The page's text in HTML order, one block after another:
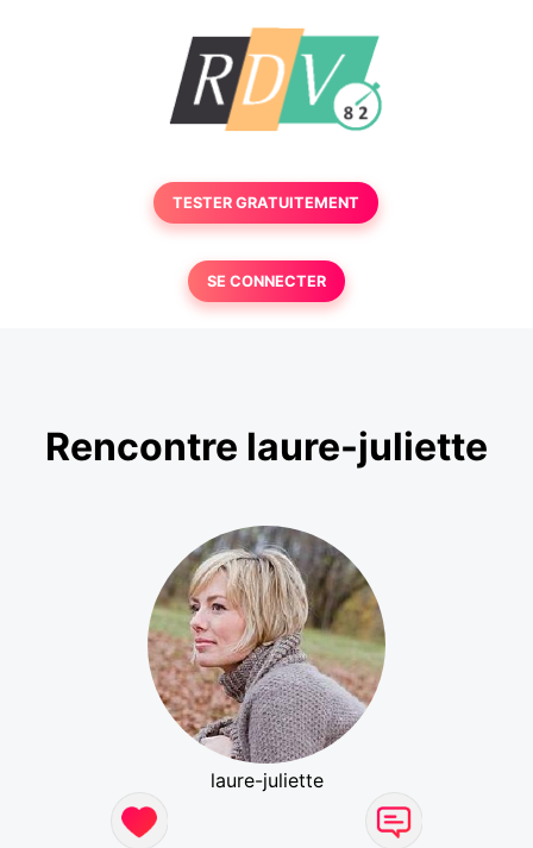
TESTER GRATUITEMENT
SE CONNECTER
Rencontre laure-juliette
laure-juliette